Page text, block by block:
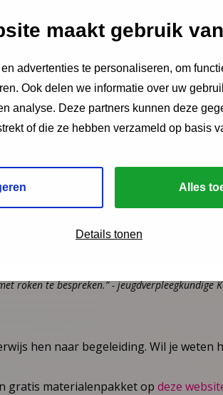
maakt gebruik
advertenties te personaliseren, om
Ook delen we informatie over uw
analyse. Deze partners kunnen deze
of die ze hebben verzameld op basis
Alles
Details tonen
video
af
roken te bespreken.” - jeugdverpleegkundige
hen naar begeleiding. Wil je weten
gratis materialenpakket op deze